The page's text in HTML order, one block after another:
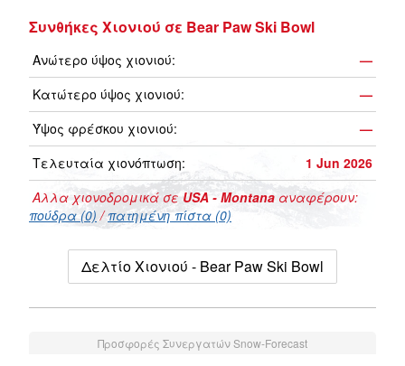
Συνθήκες Χιονιού σε Bear Paw Ski Bowl
Ανώτερο ύψος χιονιού:
—
Κατώτερο ύψος χιονιού:
—
Ύψος φρέσκου χιονιού:
—
Τελευταία χιονόπτωση:
1 Jun 2026
Αλλα χιονοδρομικά σεUSA - Montana αναφέρουν:
πούδρα (0) /πατημένη πίστα (0)
Δελτίο Χιονιού - Bear Paw Ski Bowl
Προσφορές Συνεργατών Snow-Forecast